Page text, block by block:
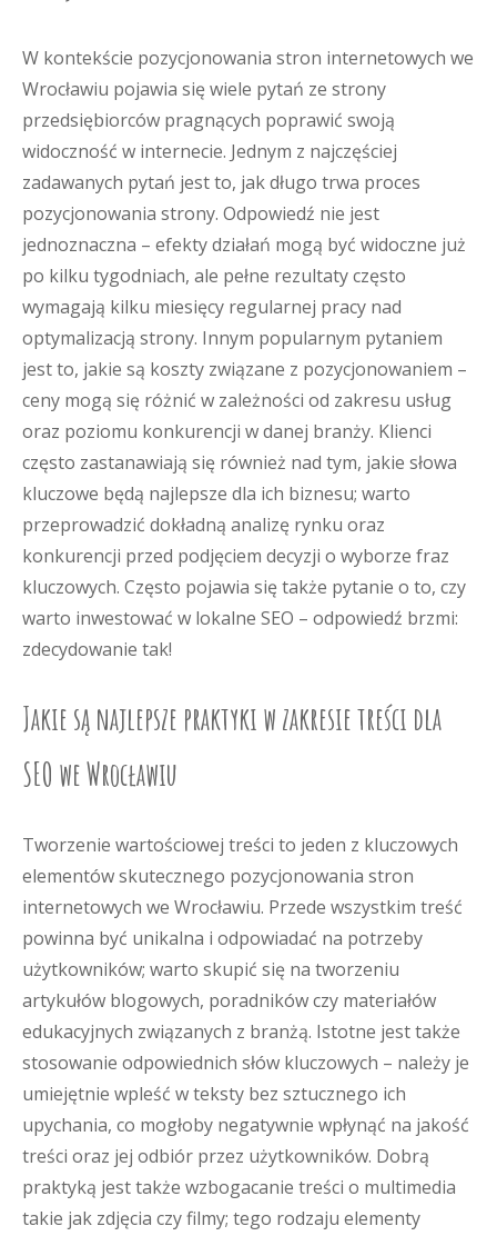
W kontekście pozycjonowania stron internetowych we
Wrocławiu pojawia się wiele pytań ze strony
przedsiębiorców pragnących poprawić swoją
widoczność w internecie. Jednym z najczęściej
zadawanych pytań jest to, jak długo trwa proces
pozycjonowania strony. Odpowiedź nie jest
jednoznaczna – efekty działań mogą być widoczne już
po kilku tygodniach, ale pełne rezultaty często
wymagają kilku miesięcy regularnej pracy nad
optymalizacją strony. Innym popularnym pytaniem
jest to, jakie są koszty związane z pozycjonowaniem –
ceny mogą się różnić w zależności od zakresu usług
oraz poziomu konkurencji w danej branży. Klienci
często zastanawiają się również nad tym, jakie słowa
kluczowe będą najlepsze dla ich biznesu; warto
przeprowadzić dokładną analizę rynku oraz
konkurencji przed podjęciem decyzji o wyborze fraz
kluczowych. Często pojawia się także pytanie o to, czy
warto inwestować w lokalne SEO – odpowiedź brzmi:
zdecydowanie tak!
Jakie są najlepsze praktyki w zakresie treści dla
SEO we Wrocławiu
Tworzenie wartościowej treści to jeden z kluczowych
elementów skutecznego pozycjonowania stron
internetowych we Wrocławiu. Przede wszystkim treść
powinna być unikalna i odpowiadać na potrzeby
użytkowników; warto skupić się na tworzeniu
artykułów blogowych, poradników czy materiałów
edukacyjnych związanych z branżą. Istotne jest także
stosowanie odpowiednich słów kluczowych – należy je
umiejętnie wpleść w teksty bez sztucznego ich
upychania, co mogłoby negatywnie wpłynąć na jakość
treści oraz jej odbiór przez użytkowników. Dobrą
praktyką jest także wzbogacanie treści o multimedia
takie jak zdjęcia czy filmy; tego rodzaju elementy